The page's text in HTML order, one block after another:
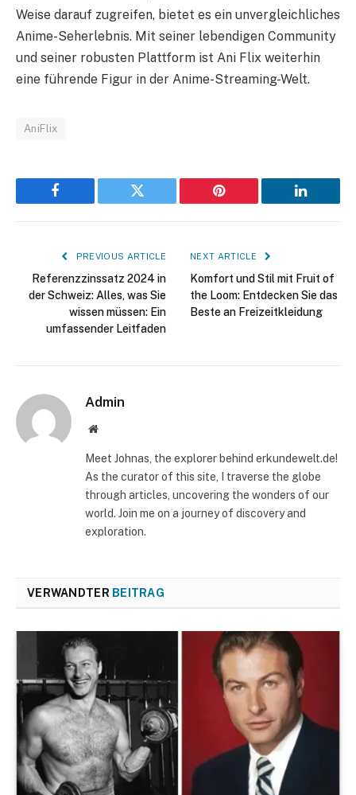
Weise darauf zugreifen, bietet es ein unvergleichliches
Anime-Seherlebnis. Mit seiner lebendigen Community
und seiner robusten Plattform ist Ani Flix weiterhin
eine führende Figur in der Anime-Streaming-Welt.
AniFlix
Facebook Twitter Pinterest LinkedIn
PREVIOUS ARTICLE
Referenzzinssatz 2024 in
der Schweiz: Alles, was Sie
wissen müssen: Ein
umfassender Leitfaden
NEXT ARTICLE
Komfort und Stil mit Fruit of
the Loom: Entdecken Sie das
Beste an Freizeitkleidung
Admin
Website
Meet Johnas, the explorer behind erkundewelt.de!
As the curator of this site, I traverse the globe
through articles, uncovering the wonders of our
world. Join me on a journey of discovery and
exploration.
VERWANDTER BEITRAG